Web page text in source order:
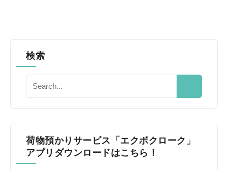
検索
荷物預かりサービス「エクボクローク」
アプリダウンロードはこちら！